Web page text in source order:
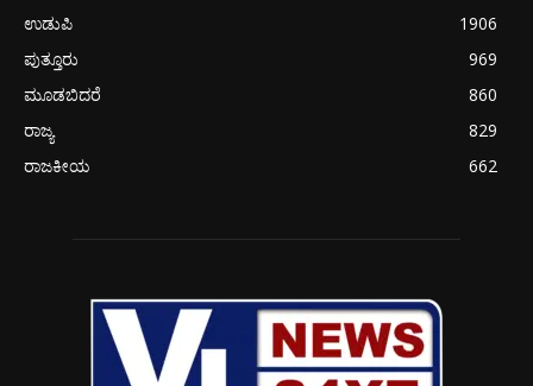
ಉಡುಪಿ
1906
ಪುತ್ತೂರು
969
ಮೂಡಬಿದರೆ
860
ರಾಜ್ಯ
829
ರಾಜಕೀಯ
662